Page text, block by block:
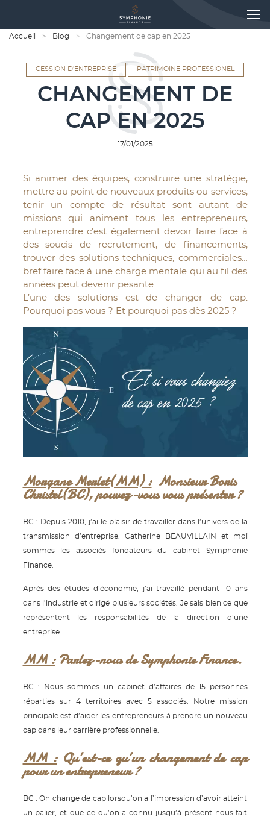
Accueil Blog Changement de cap en 2025
CESSION D'ENTREPRISE PATRIMOINE PROFESSIONEL
CHANGEMENT DE
CAP EN 2025
17/01/2025
Si animer des équipes, construire une stratégie,
mettre au point de nouveaux produits ou services,
tenir un compte de résultat sont autant de
missions qui animent tous les entrepreneurs,
entreprendre c’est également devoir faire face à
des soucis de recrutement, de financements,
trouver des solutions techniques, commerciales…
bref faire face à une charge mentale qui au fil des
années peut devenir pesante.
L’une des solutions est de changer de cap.
Pourquoi pas vous ? Et pourquoi pas dès 2025 ?
Morgane Merlet(MM) : Monsieur Boris
Christel(BC), pouvez-vous vous présenter ?
BC : Depuis 2010, j’ai le plaisir de travailler dans l’univers de la
transmission d’entreprise. Catherine BEAUVILLAIN et moi
sommes les associés fondateurs du cabinet Symphonie
Finance.
Après des études d’économie, j’ai travaillé pendant 10 ans
dans l’industrie et dirigé plusieurs sociétés. Je sais bien ce que
représentent les responsabilités de la direction d’une
entreprise.
MM : Parlez-nous de Symphonie Finance.
BC : Nous sommes un cabinet d’affaires de 15 personnes
réparties sur 4 territoires avec 5 associés. Notre mission
principale est d’aider les entrepreneurs à prendre un nouveau
cap dans leur carrière professionnelle.
MM : Qu’est-ce qu’un changement de cap
pour un entrepreneur ?
BC : On change de cap lorsqu’on a l’impression d’avoir atteint
un palier, et que ce qu’on a connu jusqu’à présent nous fait